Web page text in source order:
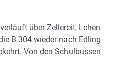
über Zellereit, Lehen
B 304 wieder nach Edling
Von den Schulbussen